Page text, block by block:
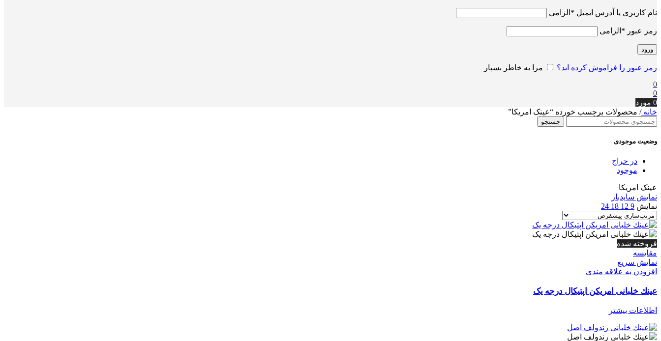
نام کاربری یا آدرس ایمیل * الزامی
رمز عبور * الزامی
ورود
رمز عبور را فراموش کرده اید؟
مرا به خاطر بسپار
0
0
0 مورد
خانه/ محصولات برچسب خورده “عینک امریکا”
جستجو
وضعیت موجودی
در حراج
موجود
عینک امریکا
نمایش سایدبار
نمایش 9
12
18
24
فروخته شده
مقايسه
نمایش سریع
افزودن به علاقه مندی
عينك خلبانی امریکن اپتیکال درجه یک
اطلاعات بیشتر